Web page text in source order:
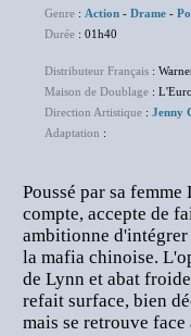
Genre : Action - Drame -
Durée : 01h40
Distributeur Français :
Maison de Doublage :
Direction Artistique : Jenny
Adaptation :
Poussé par sa
compte, accepte de
ambitionne
la mafia chinoise.
de Lynn et abat
refait surface, bien
mais se retrouve